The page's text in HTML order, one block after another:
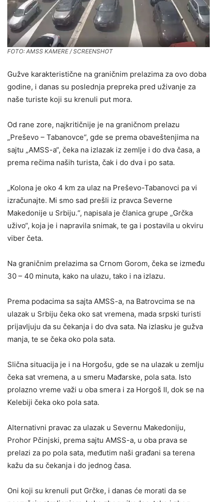
FOTO: AMSS KAMERE / SCREENSHOT
Gužve karakteristične na graničnim prelazima za ovo doba
godine, i danas su poslednja prepreka pred uživanje za
naše turiste koji su krenuli put mora.
Od rane zore, najkritičnije je na graničnom prelazu
„Preševo – Tabanovce“, gde se prema obaveštenjima na
sajtu „AMSS-a“, čeka na izlazak iz zemlje i do dva časa, a
prema rečima naših turista, čak i do dva i po sata.
„Kolona je oko 4 km za ulaz na Preševo-Tabanovci pa vi
izračunajte. Mi smo sad prešli iz pravca Severne
Makedonije u Srbiju.“, napisala je članica grupe „Grčka
uživo“, koja je i napravila snimak, te ga i postavila u okviru
viber četa.
Na graničnim prelazima sa Crnom Gorom, čeka se između
30 – 40 minuta, kako na ulazu, tako i na izlazu.
Prema podacima sa sajta AMSS-a, na Batrovcima se na
ulazak u Srbiju čeka oko sat vremena, mada srpski turisti
prijavljuju da su čekanja i do dva sata. Na izlasku je gužva
manja, te se čeka oko pola sata.
Slična situacija je i na Horgošu, gde se na ulazak u zemlju
čeka sat vremena, a u smeru Mađarske, pola sata. Isto
prolazno vreme važi u oba smera i za Horgoš II, dok se na
Kelebiji čeka oko pola sata.
Alternativni pravac za ulazak u Severnu Makedoniju,
Prohor Pčinjski, prema sajtu AMSS-a, u oba prava se
prelazi za po pola sata, međutim naši građani sa terena
kažu da su čekanja i do jednog časa.
Oni koji su krenuli put Grčke, i danas će morati da se